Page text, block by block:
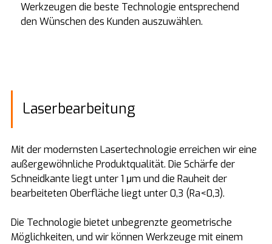
Werkzeugen die beste Technologie entsprechend
den Wünschen des Kunden auszuwählen.
Laserbearbeitung
Mit der modernsten Lasertechnologie erreichen wir eine
außergewöhnliche Produktqualität. Die Schärfe der
Schneidkante liegt unter 1 μm und die Rauheit der
bearbeiteten Oberfläche liegt unter 0,3 (Ra<0,3).
Die Technologie bietet unbegrenzte geometrische
Möglichkeiten, und wir können Werkzeuge mit einem